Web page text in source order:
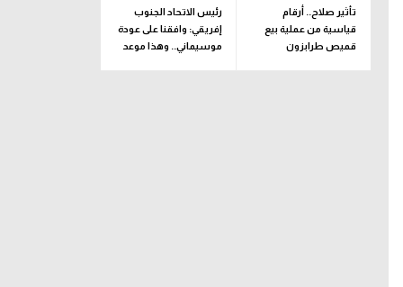
تأثير صلاح.. أرقام
قياسية من عملية بيع
قميص طرابزون
رئيس الاتحاد الجنوب
إفريقي: وافقنا على عودة
موسيماني.. وهذا موعد